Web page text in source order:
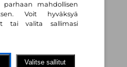
vastaan
(kuv.)
parhaan mahdollisen
Voit hyväksyä
tai valita sallimasi
Valitse sallitut